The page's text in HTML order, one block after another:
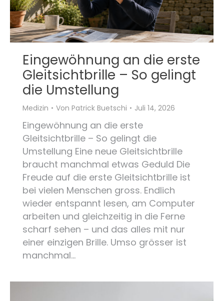
Eingewöhnung an die erste
Gleitsichtbrille – So gelingt
die Umstellung
Medizin Von Patrick Buetschi Juli 14, 2026
Eingewöhnung an die erste
Gleitsichtbrille – So gelingt die
Umstellung Eine neue Gleitsichtbrille
braucht manchmal etwas Geduld Die
Freude auf die erste Gleitsichtbrille ist
bei vielen Menschen gross. Endlich
wieder entspannt lesen, am Computer
arbeiten und gleichzeitig in die Ferne
scharf sehen – und das alles mit nur
einer einzigen Brille. Umso grösser ist
manchmal…